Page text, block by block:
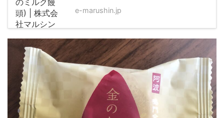
e-marushin.jp